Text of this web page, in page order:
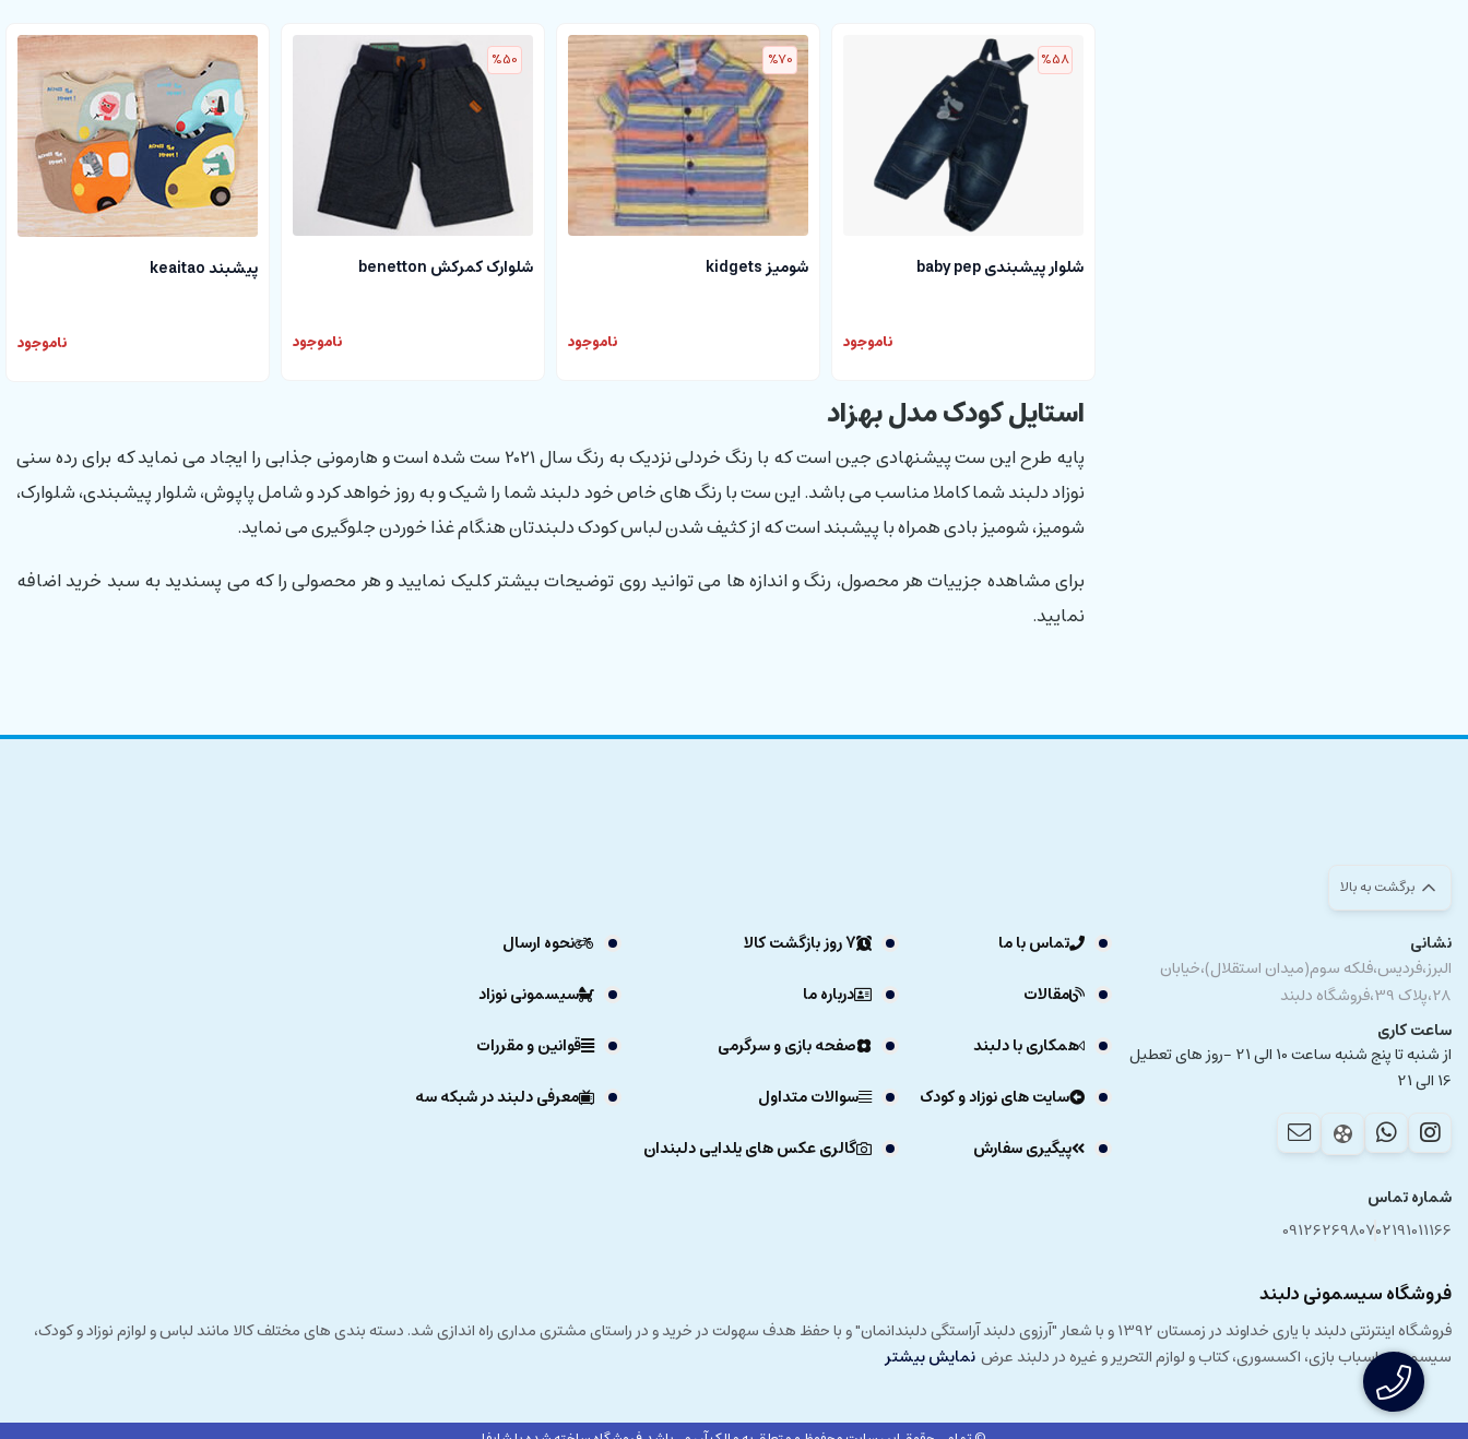
%58
شلوار پیشبندی baby pep
ناموجود
%70
شومیز kidgets
ناموجود
%50
شلوارک کمرکش benetton
ناموجود
پیشبند keaitao
ناموجود
استایل کودک مدل بهزاد
پایه طرح این ست پیشنهادی جین است که با رنگ خردلی نزدیک به رنگ سال 2021 ست شده است و هارمونی جذابی را ایجاد می نماید که برای رده سنی
نوزاد دلبند شما کاملا مناسب می باشد. این ست با رنگ های خاص خود دلبند شما را شیک و به روز خواهد کرد و شامل پاپوش، شلوار پیشبندی، شلوارک،
شومیز، شومیز بادی همراه با پیشبند است که از کثیف شدن لباس کودک دلبندتان هنگام غذا خوردن جلوگیری می نماید.
برای مشاهده جزییات هر محصول، رنگ و اندازه ها می توانید روی توضیحات بیشتر کلیک نمایید و هر محصولی را که می پسندید به سبد خرید اضافه
نمایید.
برگشت به بالا
نشانی
البرز،فردیس،فلکه سوم(میدان استقلال)،خیابان
28،پلاک 39،فروشگاه دلبند
ساعت کاری
از شنبه تا پنج شنبه ساعت 10 الی 21 -روز های تعطیل
16 الی 21
شماره تماس
02191011166
09126269807
تماس با ما 7 روز بازگشت کالا
نحوه ارسال
مقالات
درباره ما
سیسمونی نوزاد
همکاری با دلبند
صفحه بازی و سرگرمی
قوانین و مقررات
سایت های نوزاد و کودک
سوالات متداول
معرفی دلبند در شبکه سه
پیگیری سفارش
گالری عکس های یلدایی دلبندان
فروشگاه سیسمونی دلبند
فروشگاه اینترنتی دلبند با یاری خداوند در زمستان 1392 و با شعار "آرزوی دلبند آراستگی دلبندانمان" و با حفظ هدف سهولت در خرید و در راستای مشتری مداری راه اندازی شد. دسته بندی های مختلف کالا مانند لباس و لوازم نوزاد و کودک،
سیسمونی، اسباب بازی، اکسسوری، کتاب و لوازم التحریر و غیره در دلبند عرض نمایش بیشتر